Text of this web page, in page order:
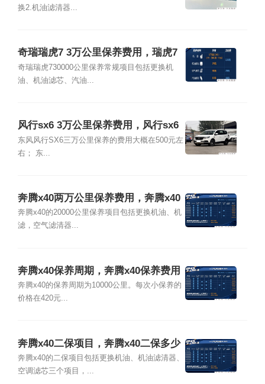
换2.机油滤清器...
奇瑞瑞虎7 3万公里保养费用，瑞虎7
三万公里保养项目
奇瑞瑞虎730000公里保养常规项目包括更换机
油、机油滤芯、汽油...
风行sx6 3万公里保养费用，风行sx6
三万公里保养项目
东风风行SX6三万公里保养的费用大概在500元左
右； 东...
奔腾x40两万公里保养费用，奔腾x40
2万公里保养项目
奔腾x40的20000公里保养项目包括更换机油、机
滤，空气滤清器...
奔腾x40保养周期，奔腾x40保养费用
明细表
奔腾x40的保养周期为10000公里。每次小保养的
价格在420元...
奔腾x40二保项目，奔腾x40二保多少
公里
奔腾x40的二保项目包括更换机油、机油滤清器、
空调滤芯三个项目，...